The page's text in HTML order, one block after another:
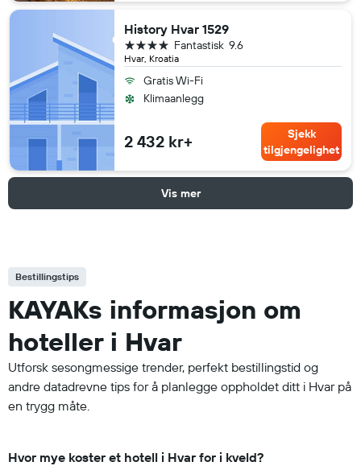
History Hvar 1529
Hvar, Kroatia
9.6
Fantastisk
4 stjerner
Gratis Wi-Fi
Klimaanlegg
2 432 kr+
Sjekk
tilgjengelighet
Vis mer
Bestillingstips
KAYAKs informasjon om
hoteller i Hvar
Utforsk sesongmessige trender, perfekt bestillingstid og
andre datadrevne tips for å planlegge oppholdet ditt i Hvar på
en trygg måte.
Hvor mye koster et hotell i Hvar for i kveld?